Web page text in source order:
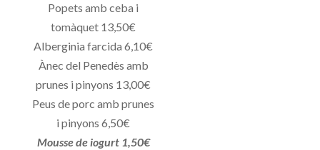
Popets amb ceba i
tomàquet 13,50€
Alberginia farcida 6,10€
Ànec del Penedès amb
prunes i pinyons 13,00€
Peus de porc amb prunes
i pinyons 6,50€
Mousse de iogurt 1,50€